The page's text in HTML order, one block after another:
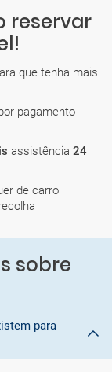
reservar
que tenha mais
pagamento
assistência 24
de carro
sobre
para